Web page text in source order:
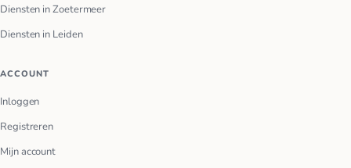
Diensten in Zoetermeer
Diensten in Leiden
ACCOUNT
Inloggen
Registreren
Mijn account